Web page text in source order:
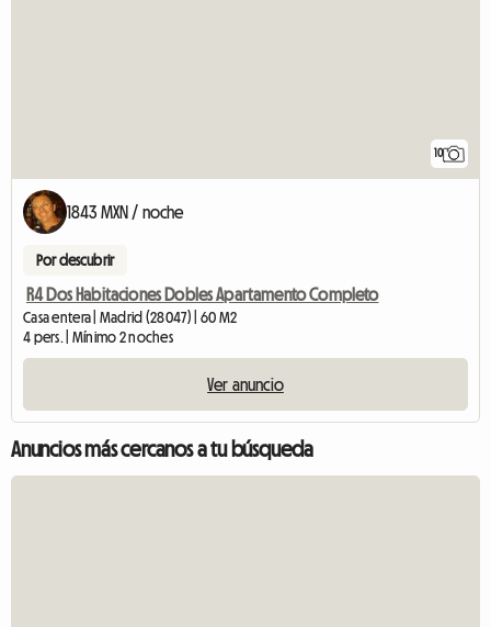
10
1843 MXN / noche
Por descubrir
R4 Dos Habitaciones Dobles Apartamento Completo
Casa entera | Madrid (28047) | 60 M2
4 pers. | Mínimo 2 noches
Ver anuncio
Anuncios más cercanos a tu búsqueda